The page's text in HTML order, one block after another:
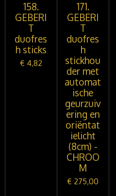
158.
GEBERI
T
duofres
h sticks
€ 4,82
171.
GEBERI
T
duofres
h
stickhou
der met
automat
ische
geurzuiv
ering en
oriëntat
ielicht
(8cm) -
CHROO
M
€ 275,00